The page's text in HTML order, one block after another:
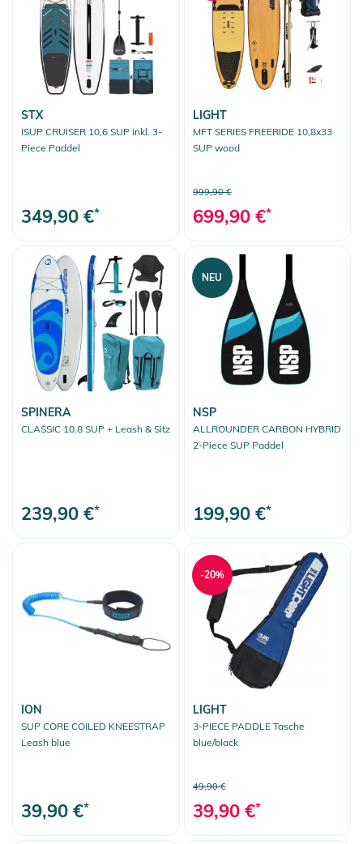
STX
ISUP CRUISER 10,6 SUP inkl. 3-
Piece Paddel
349,90 €*
LIGHT
MFT SERIES FREERIDE 10,8x33
SUP wood
999,90 €
699,90 €*
SPINERA
CLASSIC 10.8 SUP + Leash & Sitz
239,90 €*
NSP
ALLROUNDER CARBON HYBRID
2-Piece SUP Paddel
199,90 €*
NEU
ION
SUP CORE COILED KNEESTRAP
Leash blue
39,90 €*
LIGHT
3-PIECE PADDLE Tasche
blue/black
49,90 €
39,90 €*
-20%